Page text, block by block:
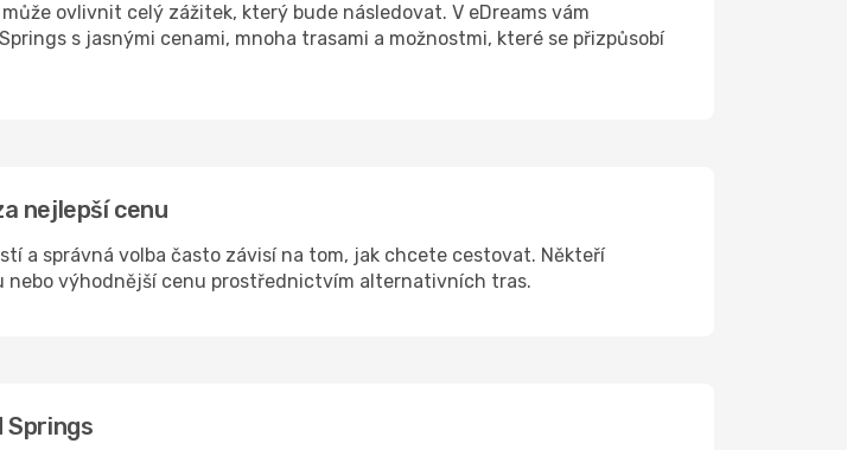
ovlivnit celý zážitek, který bude následovat. V eDreams vám
s jasnými cenami, mnoha trasami a možnostmi, které se přizpůsobí
nejlepší cenu
a správná volba často závisí na tom, jak chcete cestovat. Někteří
výhodnější cenu prostřednictvím alternativních tras.
Springs